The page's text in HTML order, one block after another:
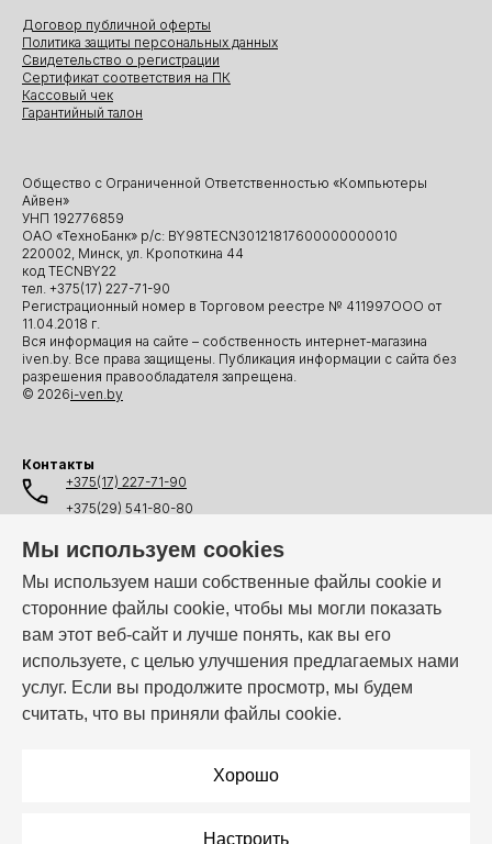
Мы используем cookies
Мы используем наши собственные файлы cookie и
сторонние файлы cookie, чтобы мы могли показать
вам этот веб-сайт и лучше понять, как вы его
используете, с целью улучшения предлагаемых нами
услуг. Если вы продолжите просмотр, мы будем
считать, что вы приняли файлы cookie.
Хорошо
Настроить
Общество с Ограниченной Ответственностью «Компьютеры
Айвен»
УНП 192776859
ОАО «ТехноБанк» р/с: BY98TECN30121817600000000010
220002, Минск, ул. Кропоткина 44
код TECNBY22
тел. +375(17) 227-71-90
Регистрационный номер в Торговом реестре № 411997ООО от
11.04.2018 г.
Вся информация на сайте – собственность интернет-магазина
iven.by. Все права защищены. Публикация информации с сайта без
разрешения правообладателя запрещена.
© 2026i-ven.by
Договор публичной оферты
Политика защиты персональных данных
Свидетельство о регистрации
Сертификат соответствия на ПК
Кассовый чек
Гарантийный талон
Контакты
+375(17) 227-71-90
+375(29) 541-80-80
+375(44) 541-80-80
info@i-ven.by
Мы в мессенджерах:
Режим работы: Пн–Пт: 10:00 – 19:00